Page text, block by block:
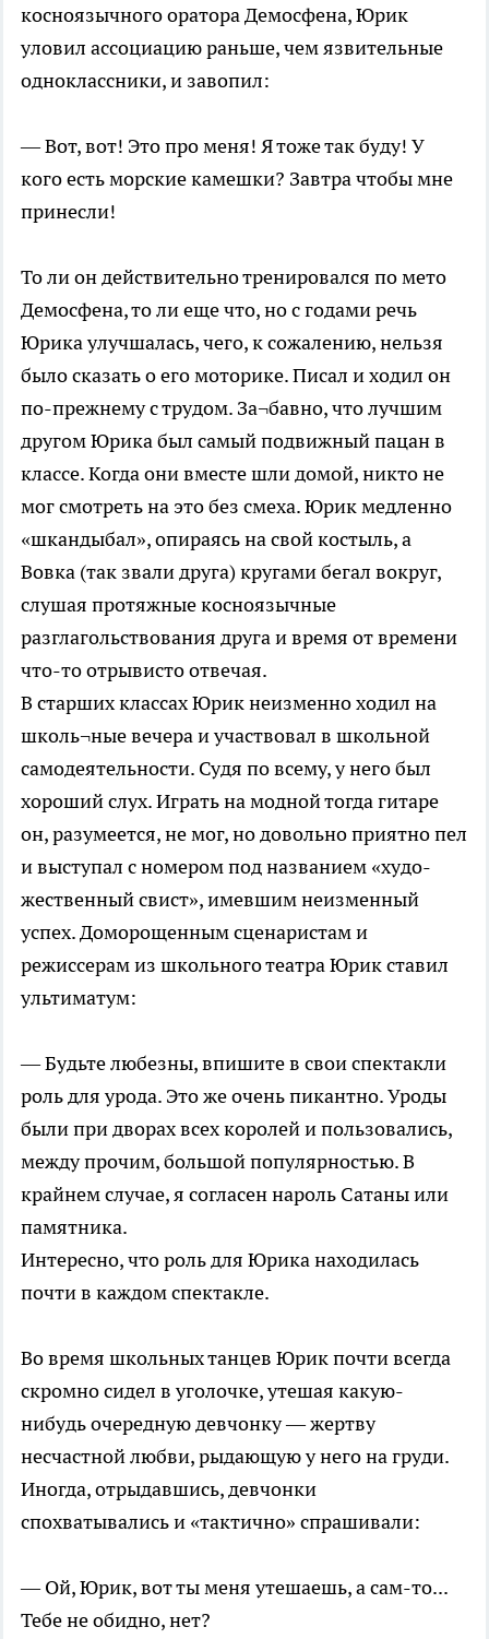
косноязычного оратора Демосфена, Юрик
уловил ассоциацию раньше, чем язвительные
одноклассники, и завопил:
— Вот, вот! Это про меня! Я тоже так буду! У
кого есть морские камешки? Завтра чтобы мне
принесли!
То ли он действительно тренировался по мето
Демосфена, то ли еще что, но с годами речь
Юрика улучшалась, чего, к сожалению, нельзя
было сказать о его моторике. Писал и ходил он
по-прежнему с трудом. За¬бавно, что лучшим
другом Юрика был самый подвижный пацан в
классе. Когда они вместе шли домой, никто не
мог смотреть на это без смеха. Юрик медленно
«шкандыбал», опираясь на свой костыль, а
Вовка (так звали друга) кругами бегал вокруг,
слушая протяжные косноязычные
разглагольствования друга и время от времени
что-то отрывисто отвечая.
В старших классах Юрик неизменно ходил на
школь¬ные вечера и участвовал в школьной
самодеятельности. Судя по всему, у него был
хороший слух. Играть на модной тогда гитаре
он, разумеется, не мог, но довольно приятно пел
и выступал с номером под названием «худо-
жественный свист», имевшим неизменный
успех. Доморощенным сценаристам и
режиссерам из школьного театра Юрик ставил
ультиматум:
— Будьте любезны, впишите в свои спектакли
роль для урода. Это же очень пикантно. Уроды
были при дворах всех королей и пользовались,
между прочим, большой популярностью. В
крайнем случае, я согласен нароль Сатаны или
памятника.
Интересно, что роль для Юрика находилась
почти в каждом спектакле.
Во время школьных танцев Юрик почти всегда
скромно сидел в уголочке, утешая какую-
нибудь очередную девчонку — жертву
несчастной любви, рыдающую у него на груди.
Иногда, отрыдавшись, девчонки
спохватывались и «тактично» спрашивали:
— Ой, Юрик, вот ты меня утешаешь, а сам-то...
Тебе не обидно, нет?